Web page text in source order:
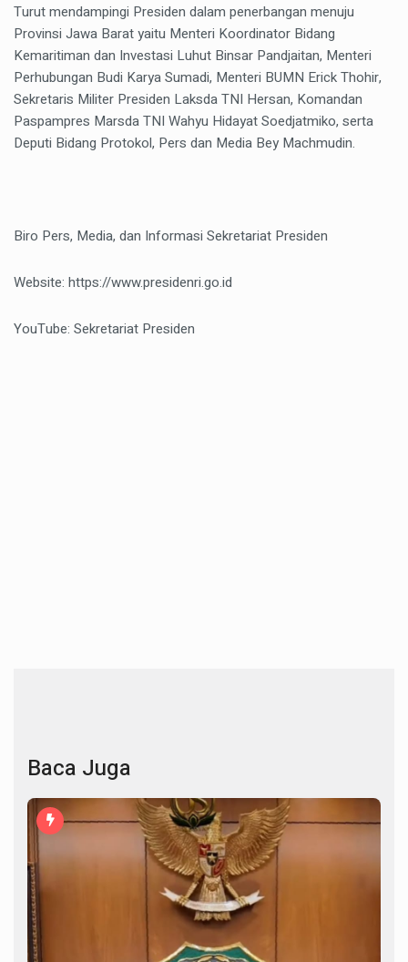
Turut mendampingi Presiden dalam penerbangan menuju
Provinsi Jawa Barat yaitu Menteri Koordinator Bidang
Kemaritiman dan Investasi Luhut Binsar Pandjaitan, Menteri
Perhubungan Budi Karya Sumadi, Menteri BUMN Erick Thohir,
Sekretaris Militer Presiden Laksda TNI Hersan, Komandan
Paspampres Marsda TNI Wahyu Hidayat Soedjatmiko, serta
Deputi Bidang Protokol, Pers dan Media Bey Machmudin.
Biro Pers, Media, dan Informasi Sekretariat Presiden
Website: https://www.presidenri.go.id
YouTube: Sekretariat Presiden
Baca Juga